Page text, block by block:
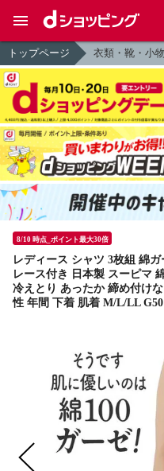
トップページ 衣類・靴・小物
8/10 時点_ポイント最大30倍
レディース シャツ 3枚組 綿
レース付き 日本製 スーピマ
冷えとり あったか 締め付け
性 年間 下着 肌着 M/L/LL